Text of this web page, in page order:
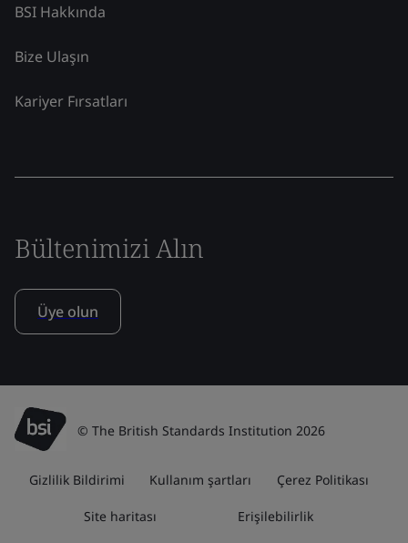
BSI Hakkında
Bize Ulaşın
Kariyer Fırsatları
Bültenimizi Alın
Üye olun
© The British Standards Institution 2026
Gizlilik Bildirimi Kullanım şartları Çerez Politikası
Site haritası Erişilebilirlik